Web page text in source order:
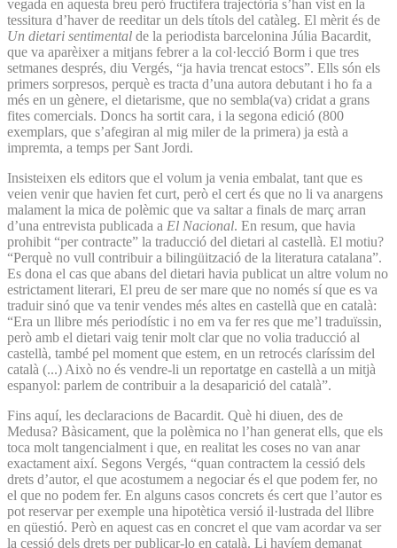
vegada en aquesta breu però fructífera trajectòria s’han vist en la
tessitura d’haver de reeditar un dels títols del catàleg. El mèrit és de
Un dietari sentimental de la periodista barcelonina Júlia Bacardit,
que va aparèixer a mitjans febrer a la col·lecció Borm i que tres
setmanes després, diu Vergés, “ja havia trencat estocs”. Ells són els
primers sorpresos, perquè es tracta d’una autora debutant i ho fa a
més en un gènere, el dietarisme, que no sembla(va) cridat a grans
fites comercials. Doncs ha sortit cara, i la segona edició (800
exemplars, que s’afegiran al mig miler de la primera) ja està a
impremta, a temps per Sant Jordi.
Insisteixen els editors que el volum ja venia embalat, tant que es
veien venir que havien fet curt, però el cert és que no li va anargens
malament la mica de polèmic que va saltar a finals de març arran
d’una entrevista publicada a El Nacional. En resum, que havia
prohibit “per contracte” la traducció del dietari al castellà. El motiu?
“Perquè no vull contribuir a bilingüització de la literatura catalana”.
Es dona el cas que abans del dietari havia publicat un altre volum no
estrictament literari, El preu de ser mare que no només sí que es va
traduir sinó que va tenir vendes més altes en castellà que en català:
“Era un llibre més periodístic i no em va fer res que me’l traduïssin,
però amb el dietari vaig tenir molt clar que no volia traducció al
castellà, també pel moment que estem, en un retrocés claríssim del
català (...) Això no és vendre-li un reportatge en castellà a un mitjà
espanyol: parlem de contribuir a la desaparició del català”.
Fins aquí, les declaracions de Bacardit. Què hi diuen, des de
Medusa? Bàsicament, que la polèmica no l’han generat ells, que els
toca molt tangencialment i que, en realitat les coses no van anar
exactament així. Segons Vergés, “quan contractem la cessió dels
drets d’autor, el que acostumem a negociar és el que podem fer, no
el que no podem fer. En alguns casos concrets és cert que l’autor es
pot reservar per exemple una hipotètica versió il·lustrada del llibre
en qüestió. Però en aquest cas en concret el que vam acordar va ser
la cessió dels drets per publicar-lo en català. Li havíem demanat